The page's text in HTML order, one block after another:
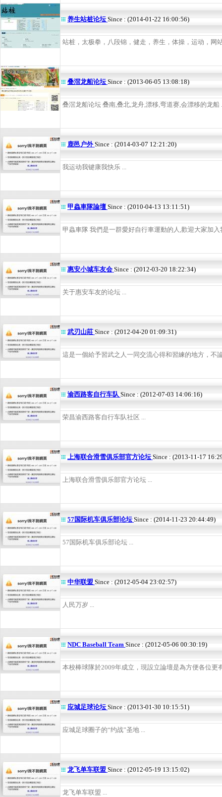
养生站桩论坛Since : (2014-01-22 16:00:56)
站桩，太极拳，八段锦，健走，养生，体操，运动，
叠滘龙船论坛Since : (2013-06-05 13:08:18)
叠滘龙船论坛 叠南,叠北,龙舟,漂移,弯道赛,会漂移的龙船
鹿邑户外Since : (2014-03-07 12:21:20)
我运动我键康我快乐 ...
甲蟲車隊論壇 Since : (2010-04-13 13:11:51)
甲蟲車隊 我們是一群愛好自行車運動的人,歡迎大家加
惠安小城车友会 Since : (2012-03-20 18:22:34)
关于惠安车友的论坛 ...
武刃山莊 Since : (2012-04-20 01:09:31)
這是一個給予習武之人一同交流心得和習練的地方，不
渝西路客自行车队 Since : (2012-07-03 14:06:16)
荣昌渝西路客自行车队社区 ...
上海联合滑雪俱乐部官方论坛Since : (2013-11-17
上海联合滑雪俱乐部官方论坛 ...
57国际机车俱乐部论坛Since : (2014-11-23 20:44:49)
57国际机车俱乐部论坛 ...
中华联盟 Since : (2012-05-04 23:02:57)
人民万岁 ...
NDC Baseball Team Since : (2012-05-06 00:30:19)
本校棒球隊於2009年成立，現設立論壇是為方便各位更
应城足球论坛Since : (2013-01-30 10:15:51)
应城足球圈子的“约战”圣地 ...
龙飞单车联盟 Since : (2012-05-19 13:15:02)
龙飞单车联盟 ...